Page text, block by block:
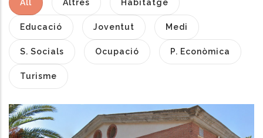
All Altres Habitatge
Educació Joventut Medi
S. Socials Ocupació P. Econòmica
Turisme